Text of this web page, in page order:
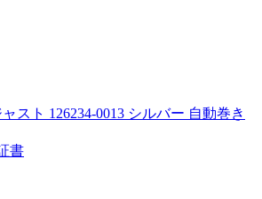
スト 126234-0013 シルバー 自動巻き
書